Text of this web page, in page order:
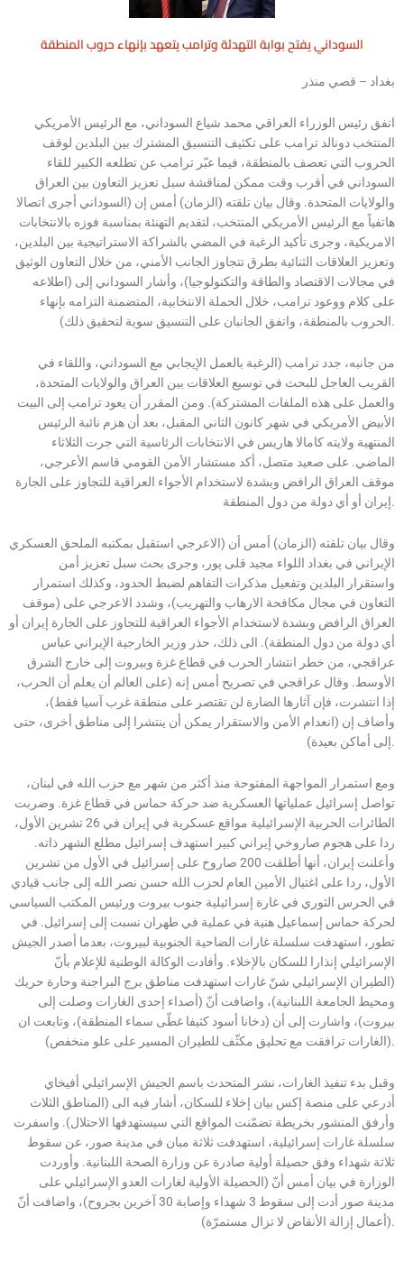
السوداني يفتح بوابة التهدئة وترامب يتعهد بإنهاء حروب المنطقة
بغداد – قصي منذر
اتفق رئيس الوزراء العراقي محمد شياع السوداني، مع الرئيس الأمريكي
المنتخب دونالد ترامب على تكثيف التنسيق المشترك بين البلدين لوقف
الحروب التي تعصف بالمنطقة، فيما عبّر ترامب عن تطلعه الكبير للقاء
السوداني في أقرب وقت ممكن لمناقشة سبل تعزيز التعاون بين العراق
والولايات المتحدة. وقال بيان تلقته (الزمان) أمس إن (السوداني أجرى اتصالا
هاتفياً مع الرئيس الأمريكي المنتخب، لتقديم التهنئة بمناسبة فوزه بالانتخابات
الامريكية، وجرى تأكيد الرغبة في المضي بالشراكة الاستراتيجية بين البلدين،
وتعزيز العلاقات الثنائية بطرق تتجاوز الجانب الأمني، من خلال التعاون الوثيق
في مجالات الاقتصاد والطاقة والتكنولوجيا)، وأشار السوداني إلى (اطلاعه
على كلام ووعود ترامب، خلال الحملة الانتخابية، المتضمنة التزامه بإنهاء
الحروب بالمنطقة، واتفق الجانبان على التنسيق سوية لتحقيق ذلك).
من جانبه، جدد ترامب (الرغبة بالعمل الإيجابي مع السوداني، واللقاء في
القريب العاجل للبحث في توسيع العلاقات بين العراق والولايات المتحدة،
والعمل على هذه الملفات المشتركة). ومن المقرر أن يعود ترامب إلى البيت
الأبيض الأمريكي في شهر كانون الثاني المقبل، بعد أن هزم نائبة الرئيس
المنتهية ولايته كامالا هاريس في الانتخابات الرئاسية التي جرت الثلاثاء
الماضي. على صعيد متصل، أكد مستشار الأمن القومي قاسم الأعرجي،
موقف العراق الرافض وبشدة لاستخدام الأجواء العراقية للتجاوز على الجارة
إيران أو أي دولة من دول المنطقة.
وقال بيان تلقته (الزمان) أمس أن (الاعرجي استقبل بمكتبه الملحق العسكري
الإيراني في بغداد اللواء مجيد قلى پور، وجرى بحث سبل تعزيز أمن
واستقرار البلدين وتفعيل مذكرات التفاهم لضبط الحدود، وكذلك استمرار
التعاون في مجال مكافحة الارهاب والتهريب)، وشدد الاعرجي على (موقف
العراق الرافض وبشدة لاستخدام الأجواء العراقية للتجاوز على الجارة إيران أو
أي دولة من دول المنطقة). الى ذلك، حذر وزير الخارجية الإيراني عباس
عراقجي، من خطر انتشار الحرب في قطاع غزة وبيروت إلى خارج الشرق
الأوسط. وقال عراقجي في تصريح أمس إنه (على العالم أن يعلم أن الحرب،
إذا انتشرت، فإن آثارها الضارة لن تقتصر على منطقة غرب آسيا فقط)،
وأضاف إن (انعدام الأمن والاستقرار يمكن أن ينتشرا إلى مناطق أخرى، حتى
إلى أماكن بعيدة).
ومع استمرار المواجهة المفتوحة منذ أكثر من شهر مع حزب الله في لبنان،
تواصل إسرائيل عملياتها العسكرية ضد حركة حماس في قطاع غزة. وضربت
الطائرات الحربية الإسرائيلية مواقع عسكرية في إيران في 26 تشرين الأول،
ردا على هجوم صاروخي إيراني كبير استهدف إسرائيل مطلع الشهر ذاته.
وأعلنت إيران، أنها أطلقت 200 صاروخ على إسرائيل في الأول من تشرين
الأول، ردا على اغتيال الأمين العام لحزب الله حسن نصر الله إلى جانب قيادي
في الحرس الثوري في غارة إسرائيلية جنوب بيروت ورئيس المكتب السياسي
لحركة حماس إسماعيل هنية في عملية في طهران نسبت إلى إسرائيل. في
تطور، استهدفت سلسلة غارات الضاحية الجنوبية لبيروت، بعدما أصدر الجيش
الإسرائيلي إنذارا للسكان بالإخلاء. وأفادت الوكالة الوطنية للإعلام بأنّ
(الطيران الإسرائيلي شنّ غارات استهدفت مناطق برج البراجنة وحارة حريك
ومحيط الجامعة اللبنانية)، واضافت أنّ (أصداء إحدى الغارات وصلت إلى
بيروت)، واشارت إلى أن (دخانا أسود كثيفا غطّى سماء المنطقة)، وتابعت ان
(الغارات ترافقت مع تحليق مكثّف للطيران المسير على علو منخفص).
وقبل بدء تنفيذ الغارات، نشر المتحدث باسم الجيش الإسرائيلي أفيخاي
أدرعي على منصة إكس بيان إخلاء للسكان، أشار فيه الى (المناطق الثلاث
وأرفق المنشور بخريطة تضمّنت المواقع التي سيستهدفها الاحتلال). واسفرت
سلسلة غارات إسرائيلية، استهدفت ثلاثة مبان في مدينة صور، عن سقوط
ثلاثة شهداء وفق حصيلة أولية صادرة عن وزارة الصحة اللبنانية. وأوردت
الوزارة في بيان أمس أنّ (الحصيلة الأولية لغارات العدو الإسرائيلي على
مدينة صور أدت إلى سقوط 3 شهداء وإصابة 30 آخرين بجروح)، واضافت أنّ
(أعمال إزالة الأنقاض لا تزال مستمرّة).